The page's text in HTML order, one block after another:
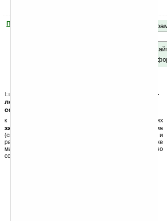
Помогите Ладошкам стать лучше
Поиск по
только по
по сайту и
Еще раз обращаем внимание, что
кейгены, кряки -
лекарства, серийные номера, ключи и
ссылки на варезные сайты
к публикации на нашем сайте в комментариях
запрещены
, как и несанкционированная реклама
(спам). Мы поддерживаем авторов программ и
развитие легального программного обеспечения. Также
мы призываем Вас поддерживать авторов, особенно
создающих бесплатные (freeware) программы.